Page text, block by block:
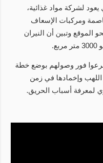
يعود لشركة مواد غذائية،
ومركبات الإسعاف
إطفاء نحو الموقع وتبين أن النيران
فور وصولهم بوضع خطة
وإخمادها في زمن
لمعرفة أسباب الحريق.